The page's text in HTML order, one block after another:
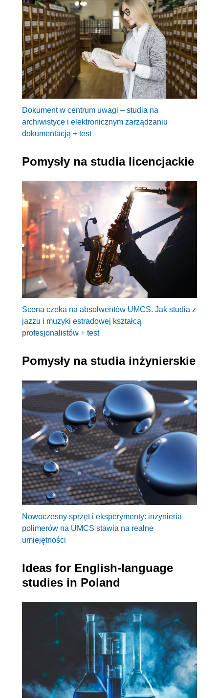
Dokument w centrum uwagi – studia na
archiwistyce i elektronicznym zarządzaniu
dokumentacją + test
Pomysły na studia licencjackie
Scena czeka na absolwentów UMCS. Jak studia z
jazzu i muzyki estradowej kształcą
profesjonalistów + test
Pomysły na studia inżynierskie
Nowoczesny sprzęt i eksperymenty: inżynieria
polimerów na UMCS stawia na realne
umiejętności
Ideas for English-language
studies in Poland